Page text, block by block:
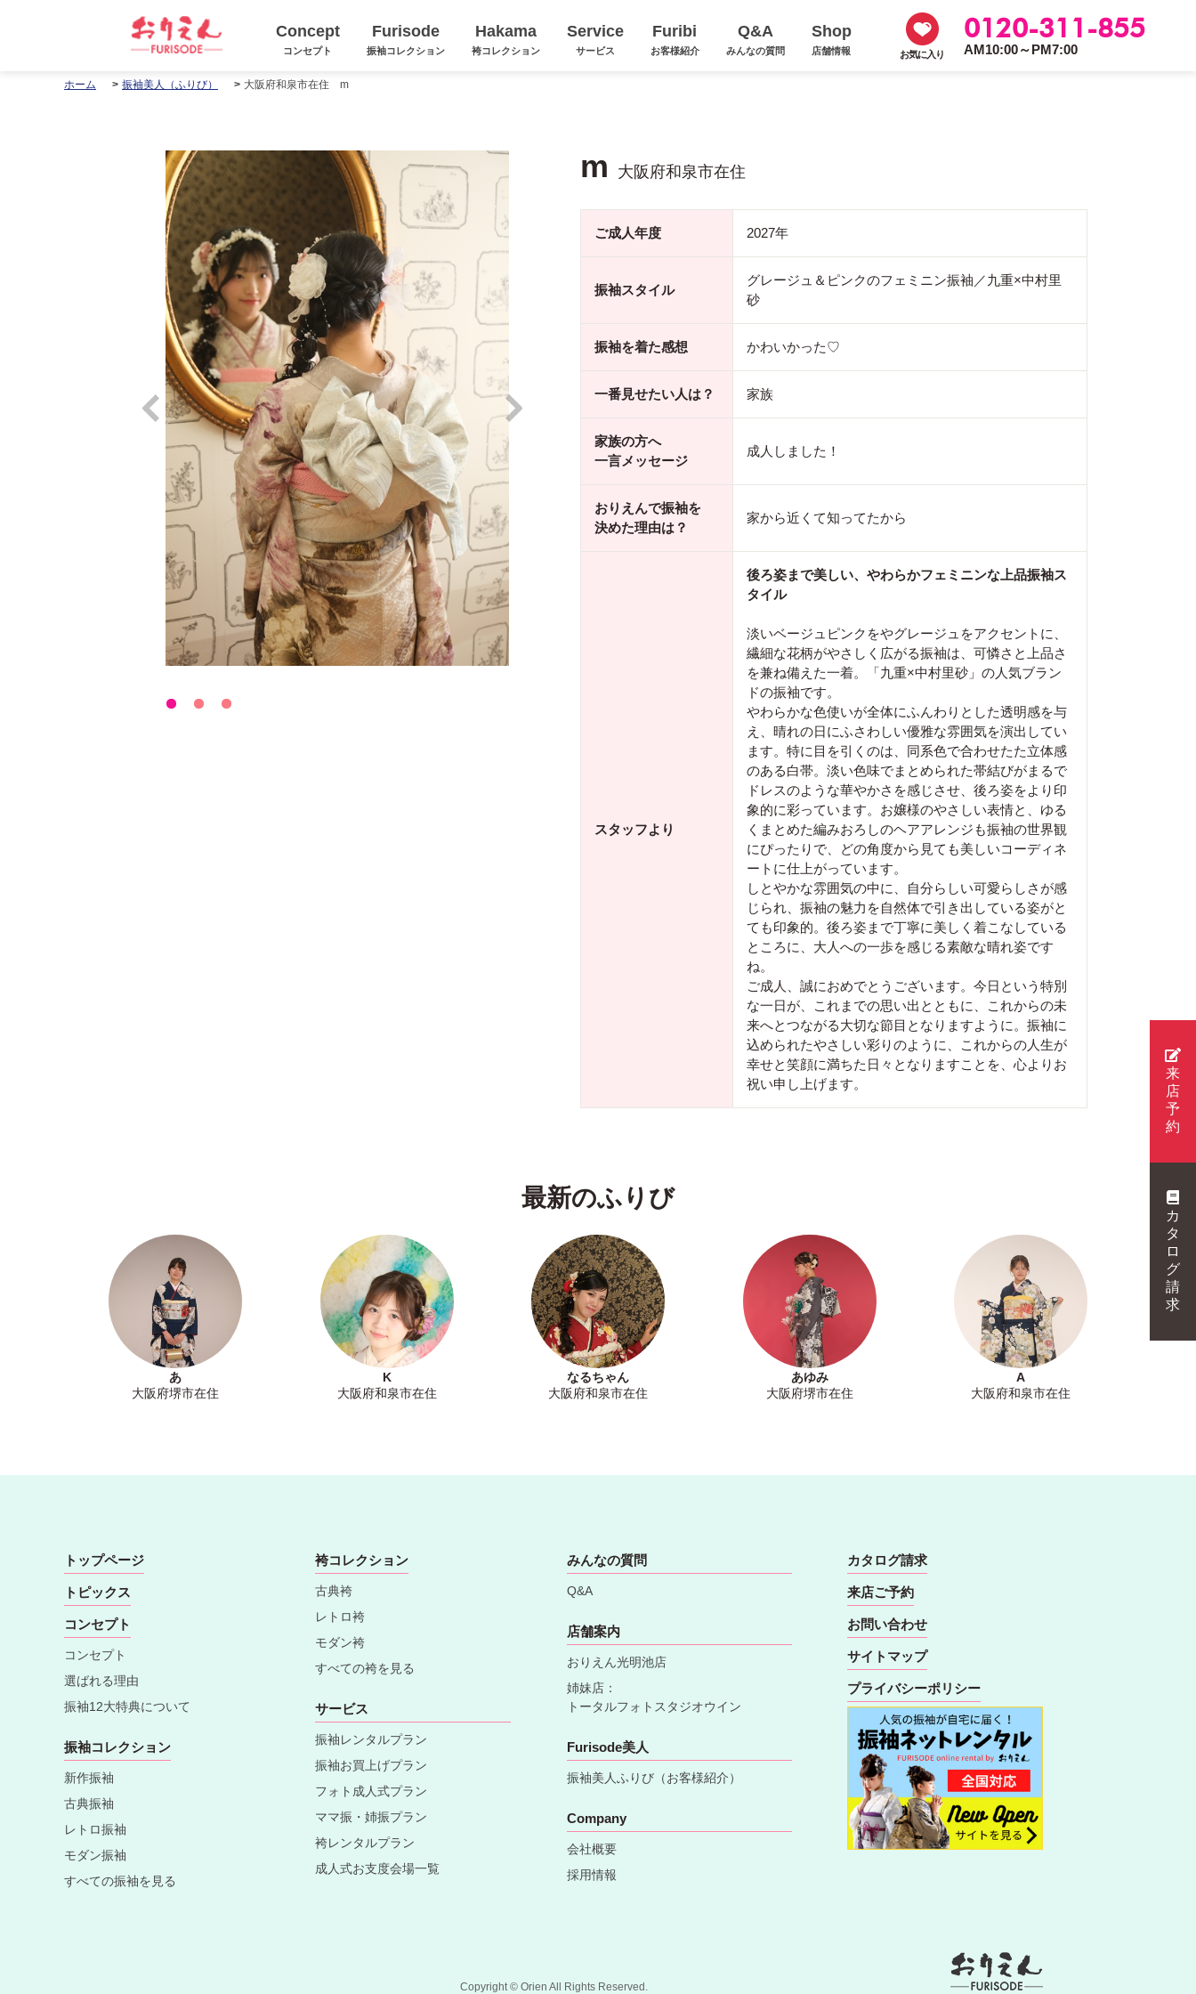
Concept
コンセプト
Furisode
振袖コレクション
Hakama
袴コレクション
Service
サービス
Furibi
お客様紹介
Q&A
みんなの質問
Shop
店舗情報 お気に入り
0120-311-855
AM10:00～PM7:00
ホーム 振袖美人（ふりび） 大阪府和泉市在住 m
m 大阪府和泉市在住
ご成人年度 2027年
振袖スタイル
グレージュ＆ピンクのフェミニン振袖／九重×中村里
砂
振袖を着た感想 かわいかった♡
一番見せたい人は？ 家族
家族の方へ
一言メッセージ
成人しました！
おりえんで振袖を
決めた理由は？
家から近くて知ってたから
スタッフより
後ろ姿まで美しい、やわらかフェミニンな上品振袖ス
タイル
淡いベージュピンクをやグレージュをアクセントに、
繊細な花柄がやさしく広がる振袖は、可憐さと上品さ
を兼ね備えた一着。「九重×中村里砂」の人気ブラン
ドの振袖です。
やわらかな色使いが全体にふんわりとした透明感を与
え、晴れの日にふさわしい優雅な雰囲気を演出してい
ます。特に目を引くのは、同系色で合わせたた立体感
のある白帯。淡い色味でまとめられた帯結びがまるで
ドレスのような華やかさを感じさせ、後ろ姿をより印
象的に彩っています。お嬢様のやさしい表情と、ゆる
くまとめた編みおろしのヘアアレンジも振袖の世界観
にぴったりで、どの角度から見ても美しいコーディネ
ートに仕上がっています。
しとやかな雰囲気の中に、自分らしい可愛らしさが感
じられ、振袖の魅力を自然体で引き出している姿がと
ても印象的。後ろ姿まで丁寧に美しく着こなしている
ところに、大人への一歩を感じる素敵な晴れ姿です
ね。
ご成人、誠におめでとうございます。今日という特別
な一日が、これまでの思い出とともに、これからの未
来へとつながる大切な節目となりますように。振袖に
込められたやさしい彩りのように、これからの人生が
幸せと笑顔に満ちた日々となりますことを、心よりお
祝い申し上げます。
最新のふりび
あ
大阪府堺市在住
K
大阪府和泉市在住
なるちゃん
大阪府和泉市在住
あゆみ
大阪府堺市在住
A
大阪府和泉市在住
トップページ
トピックス
コンセプト
コンセプト
選ばれる理由
振袖12大特典について
振袖コレクション
新作振袖
古典振袖
レトロ振袖
モダン振袖
すべての振袖を見る
袴コレクション
古典袴
レトロ袴
モダン袴
すべての袴を見る
サービス
振袖レンタルプラン
振袖お買上げプラン
フォト成人式プラン
ママ振・姉振プラン
袴レンタルプラン
成人式お支度会場一覧
みんなの質問
Q&A
店舗案内
おりえん光明池店
姉妹店：
トータルフォトスタジオウイン
Furisode美人
振袖美人ふりび（お客様紹介）
Company
会社概要
採用情報
カタログ請求
来店ご予約
お問い合わせ
サイトマップ
プライバシーポリシー
Copyright © Orien All Rights Reserved.
来
店
予
約
カ
タ
ロ
グ
請
求